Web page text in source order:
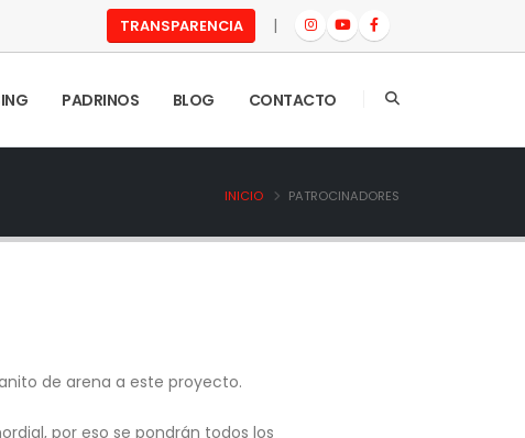
TRANSPARENCIA |
PADRINOS BLOG CONTACTO
INICIO PATROCINADORES
de arena a este proyecto.
por eso se pondrán todos los